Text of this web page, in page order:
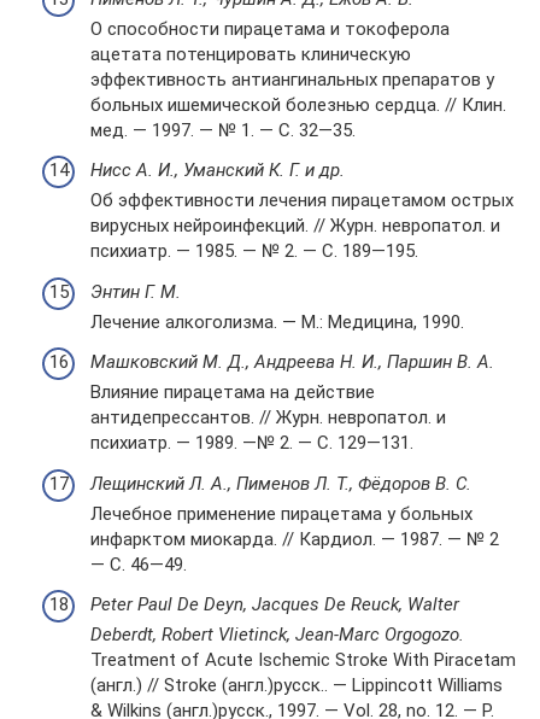
О способности пирацетама и токоферола
ацетата потенцировать клиническую
эффективность антиангинальных препаратов у
больных ишемической болезнью сердца. // Клин.
мед. — 1997. — № 1. — С. 32—35.
Нисс А. И., Уманский К. Г. и др.
Об эффективности лечения пирацетамом острых
вирусных нейроинфекций. // Журн. невропатол. и
психиатр. — 1985. — № 2. — С. 189—195.
Энтин Г. М.
Лечение алкоголизма. — М.: Медицина, 1990.
Машковский М. Д., Андреева Н. И., Паршин В. А.
Влияние пирацетама на действие
антидепрессантов. // Журн. невропатол. и
психиатр. — 1989. —№ 2. — С. 129—131.
Лещинский Л. А., Пименов Л. Т., Фёдоров В. С.
Лечебное применение пирацетама у больных
инфарктом миокарда. // Кардиол. — 1987. — № 2
— С. 46—49.
Peter Paul De Deyn, Jacques De Reuck, Walter
Deberdt, Robert Vlietinck, Jean-Marc Orgogozo.
Treatment of Acute Ischemic Stroke With Piracetam
(англ.) // Stroke (англ.)русск.. — Lippincott Williams
& Wilkins (англ.)русск., 1997. — Vol. 28, no. 12. — P.